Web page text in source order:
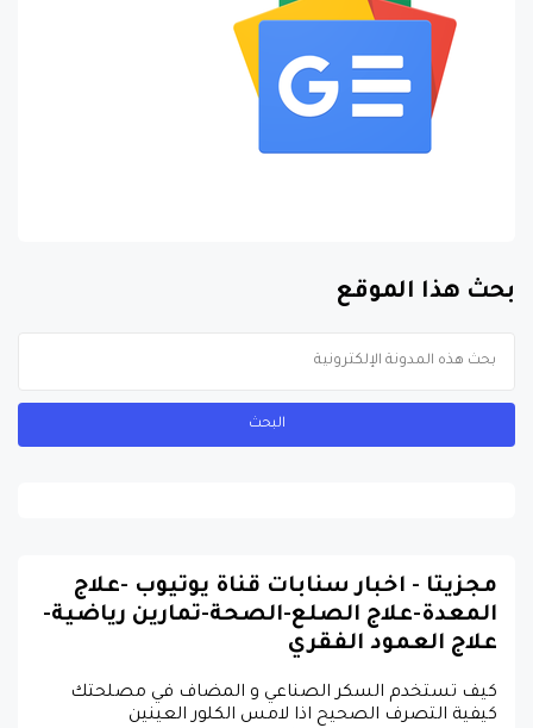
بحث هذا الموقع
مجزيتا - اخبار سنابات قناة يوتيوب -علاج
المعدة-علاج الصلع-الصحة-تمارين رياضية-
علاج العمود الفقري
كيف تستخدم السكر الصناعي و المضاف في مصلحتك
كيفية التصرف الصحيح اذا لامس الكلور العينين